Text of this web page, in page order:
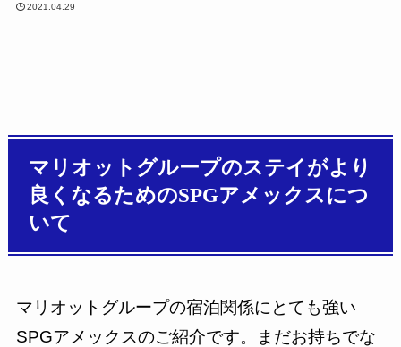
2021.04.29
マリオットグループのステイがより
良くなるためのSPGアメックスにつ
いて
マリオットグループの宿泊関係にとても強い
SPGアメックスのご紹介です。まだお持ちでな